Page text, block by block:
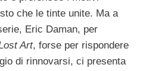
che le tinte unite. Ma a
Eric Daman, per
Art, forse per rispondere
di rinnovarsi, ci presenta